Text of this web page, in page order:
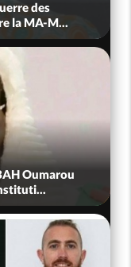
des
la MA-M...
Oumarou